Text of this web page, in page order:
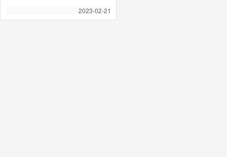
2023-02-21